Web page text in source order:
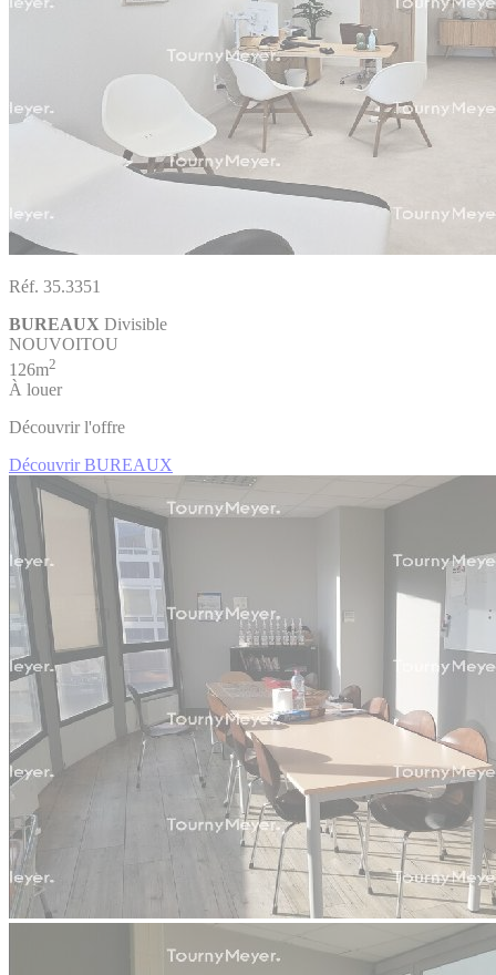
Réf. 35.3351
BUREAUX Divisible
NOUVOITOU
126m2
À louer
Découvrir l'offre
Découvrir BUREAUX